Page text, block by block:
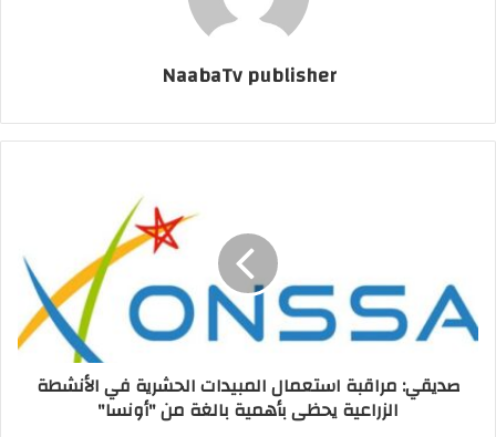
NaabaTv publisher
صديقي: مراقبة استعمال المبيدات الحشرية في الأنشطة
الزراعية يحظى بأهمية بالغة من "أونسا"